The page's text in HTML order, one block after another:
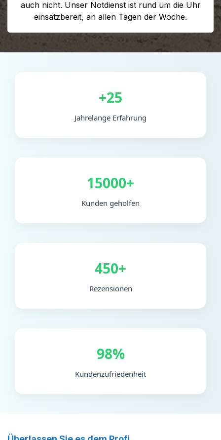
auch nicht. Unser Notdienst ist rund um die Uhr
einsatzbereit, an allen Tagen der Woche.
+25
Jahrelange Erfahrung
15000+
Kunden geholfen
450+
Rezensionen
98%
Kundenzufriedenheit